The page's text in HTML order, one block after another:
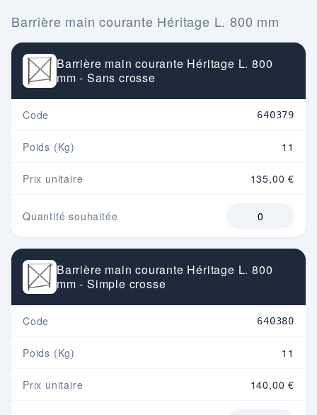
Barrière main courante Héritage L. 800 mm
Barrière main courante Héritage L. 800
mm - Sans crosse
Code 640379
Poids (Kg) 11
Prix unitaire 135,00 €
Quantité souhaitée
Barrière main courante Héritage L. 800
mm - Simple crosse
Code 640380
Poids (Kg) 11
Prix unitaire 140,00 €